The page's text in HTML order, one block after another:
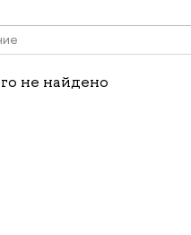
не найдено